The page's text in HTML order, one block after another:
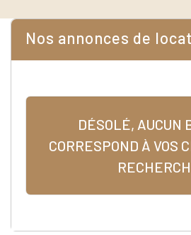
Nos annonces de
DÉSOLÉ, AUCUN
CORRESPOND À VOS